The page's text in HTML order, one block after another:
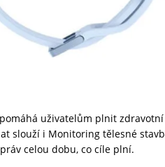
pomáhá uživatelům plnit
slouží i Monitoring tělesné
celou dobu, co cíle plní.